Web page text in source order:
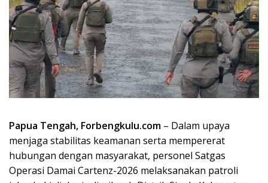
Papua Tengah, Forbengkulu.com – Dalam upaya
menjaga stabilitas keamanan serta mempererat
hubungan dengan masyarakat, personel Satgas
Operasi Damai Cartenz-2026 melaksanakan patroli